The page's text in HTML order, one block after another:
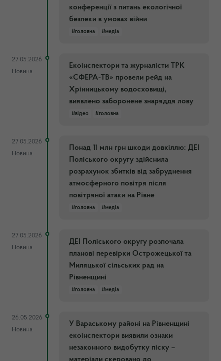
конференції з питань екологічної
безпеки в умовах війни
#головна #медіа
27.05.2026
Новина
Екоінспектори та журналісти ТРК
«СФЕРА-ТВ» провели рейд на
Хрінницькому водосховищі,
виявлено заборонене знаряддя лову
#відео #головна
27.05.2026
Новина
Понад 11 млн грн шкоди довкіллю: ДЕІ
Поліського округу здійснила
розрахунок збитків від забруднення
атмосферного повітря після
повітряної атаки на Рівне
#головна #медіа
27.05.2026
Новина
ДЕІ Поліського округу розпочала
планові перевірки Острожецької та
Миляцької сільських рад на
Рівненщині
#головна #медіа
26.05.2026
Новина
У Вараському районі на Рівненщині
екоінспектори виявили ознаки
незаконного видобутку піску –